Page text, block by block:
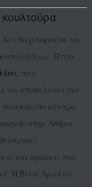
κουλτούρα
θα μπορούσε να
Η πιο
, που
να αποτελέσει για
το απόλυτο κέντρο
στην Αθήνα.
και δράσεις που
Η Βίλα Αμαλίας